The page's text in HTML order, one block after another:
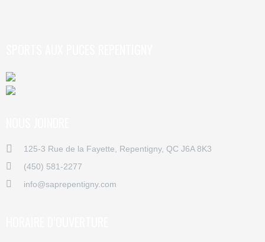
125-3 Rue de la Fayette, Repentigny, QC J6A 8K3
(450) 581-2277
info@saprepentigny.com